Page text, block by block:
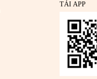
TẢI APP